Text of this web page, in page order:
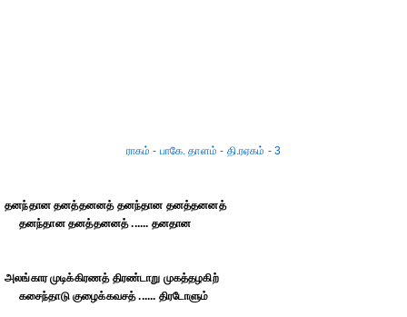
ராகம் - பாகே. தாளம் - தி.ரஏகம் - 3
தனந்தான தனத்தனனத் தனந்தான தனத்தனனத்
தனந்தான தனத்தனனத் ...... தனதான
அலங்கார முடிக்கிரணத் திரண்டாறு முகத்தழகிற்
கசைந்தாடு குழைக்கவசத் ...... திரடோளும்